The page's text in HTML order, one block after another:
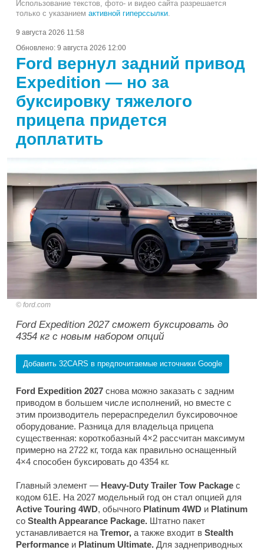
Использование текстов, фото- и видео сайта разрешается
только с указанием активной гиперссылки.
9 августа 2026 11:58
Обновлено: 9 августа 2026 12:00
Ford вернул задний привод
Expedition — но за
буксировку тяжелого
прицепа придется
доплатить
ford.com
Ford Expedition 2027 сможет буксировать до
4354 кг с новым набором опций
Добавить 32CARS в предпочитаемые источники Google
Ford Expedition 2027 снова можно заказать с задним
приводом в большем числе исполнений, но вместе с
этим производитель перераспределил буксировочное
оборудование. Разница для владельца прицепа
существенная: короткобазный 4×2 рассчитан максимум
примерно на 2722 кг, тогда как правильно оснащенный
4×4 способен буксировать до 4354 кг.
Главный элемент — Heavy-Duty Trailer Tow Package с
кодом 61E. На 2027 модельный год он стал опцией для
Active Touring 4WD, обычного Platinum 4WD и Platinum
со Stealth Appearance Package. Штатно пакет
устанавливается на Tremor, а также входит в Stealth
Performance и Platinum Ultimate. Для заднеприводных